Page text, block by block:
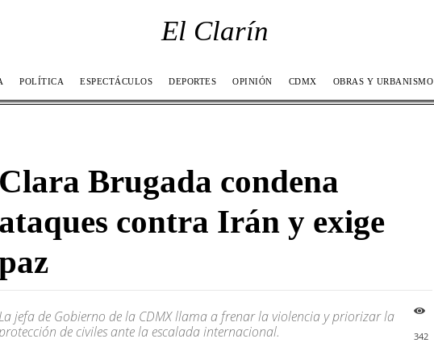
El Clarín
POLÍTICA ESPECTÁCULOS DEPORTES OPINIÓN CDMX OBRAS Y URBANISMO
Clara Brugada condena
ataques contra Irán y exige
La jefa de Gobierno de la CDMX llama a frenar la violencia y priorizar la
de civiles ante la escalada internacional.
342